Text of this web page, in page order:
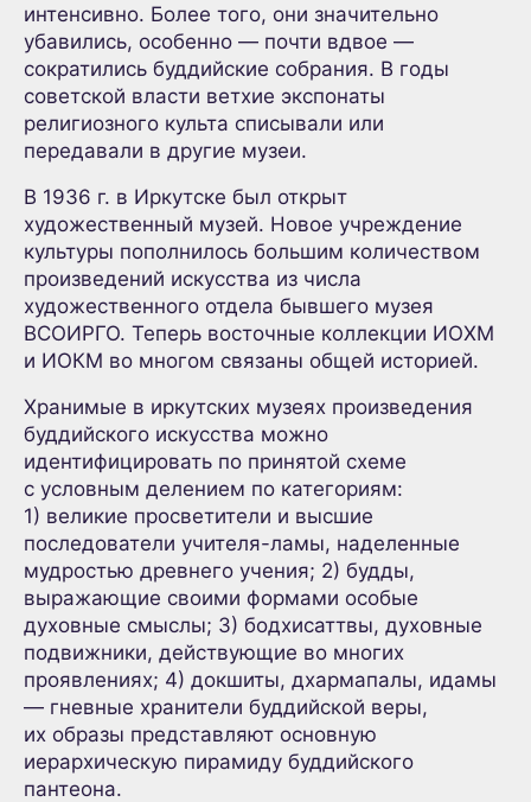
интенсивно. Более того, они значительно
убавились, особенно — почти вдвое —
сократились буддийские собрания. В годы
советской власти ветхие экспонаты
религиозного культа списывали или
передавали в другие музеи.
В 1936 г. в Иркутске был открыт
художественный музей. Новое учреждение
культуры пополнилось большим количеством
произведений искусства из числа
художественного отдела бывшего музея
ВСОИРГО. Теперь восточные коллекции ИОХМ
и ИОКМ во многом связаны общей историей.
Хранимые в иркутских музеях произведения
буддийского искусства можно
идентифицировать по принятой схеме
с условным делением по категориям:
1) великие просветители и высшие
последователи учителя-ламы, наделенные
мудростью древнего учения; 2) будды,
выражающие своими формами особые
духовные смыслы; 3) бодхисаттвы, духовные
подвижники, действующие во многих
проявлениях; 4) докшиты, дхармапалы, идамы
— гневные хранители буддийской веры,
их образы представляют основную
иерархическую пирамиду буддийского
пантеона.